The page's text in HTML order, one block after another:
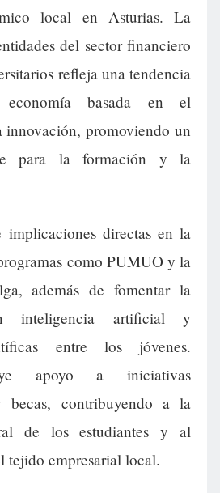
local en Asturias. La
del sector financiero
refleja una tendencia
basada en el
promoviendo un
para la formación y la
directas en la
como PUMUO y la
además de fomentar la
inteligencia artificial y
entre los jóvenes.
apoyo a iniciativas
becas, contribuyendo a la
de los estudiantes y al
tejido empresarial local.